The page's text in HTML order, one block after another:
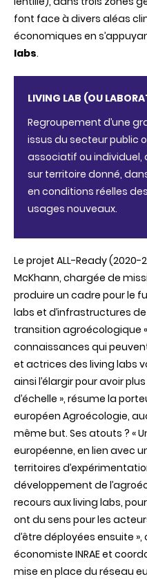
font face à divers aléas
économiques en
labs.
LIVING LAB (OU
Regroupement d’une
issus du secteur public
associatif ou individuel,
sur territoire donné,
en conditions réelles
usages nouveaux.
Le projet ALL-Ready
McKhann, chargée de
produire un cadre pour le
labs et d’infrastructures
transition agroécologique
connaissances qui
et actrices des living labs
ainsi l’élargir pour avoir
d’échelle », résume la
européen Agroécologie,
même but. Ses atouts ? «
européenne, en lien avec
territoires
développement de
recours aux living labs,
ont du sens pour les
d’être déployées ensuite
économiste INRAE et
mise en place du réseau